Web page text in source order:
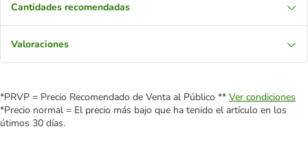
Cantidades recomendadas
Valoraciones
*PRVP = Precio Recomendado de Venta al Público ** Ver condiciones
*Precio normal = El precio más bajo que ha tenido el artículo en los
útimos 30 días.